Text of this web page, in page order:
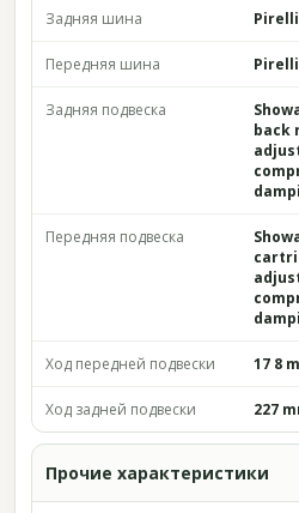
Задняя шина Pirelli
Передняя шина Pirelli
Задняя подвеска
back
Передняя подвеска
Ход передней подвески 17 8
Ход задней подвески 227
Прочие характеристики